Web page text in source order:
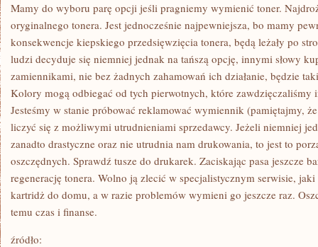
Z
ANGIELSKIEGO
SOFTWARE
Mamy do wyboru parę opcji jeśli pragniemy wymienić toner.
oryginalnego tonera. Jest jednocześnie najpewniejsza, bo mamy
konsekwencje kiepskiego przedsięwzięcia tonera, będą leżały po
ludzi decyduje się niemniej jednak na tańszą opcję, innymi słowy
zamiennikami, nie bez żadnych zahamowań ich działanie, będzie
Kolory mogą odbiegać od tych pierwotnych, które zawdzięczaliśmy
Jesteśmy w stanie próbować reklamować wymiennik (pamiętajmy,
liczyć się z możliwymi utrudnieniami sprzedawcy. Jeżeli niemniej
zanadto drastyczne oraz nie utrudnia nam drukowania, to jest to
oszczędnych. Sprawdź tusze do drukarek. Zaciskając pasa jeszcze
regenerację tonera. Wolno ją zlecić w specjalistycznym serwisie,
kartridż do domu, a w razie problemów wymieni go jeszcze raz.
temu czas i finanse.
źródło: